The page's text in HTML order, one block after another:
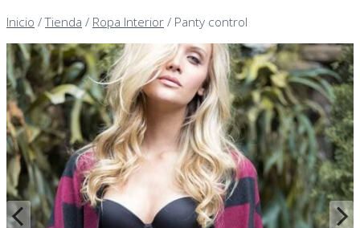
Inicio / Tienda / Ropa Interior / Panty control